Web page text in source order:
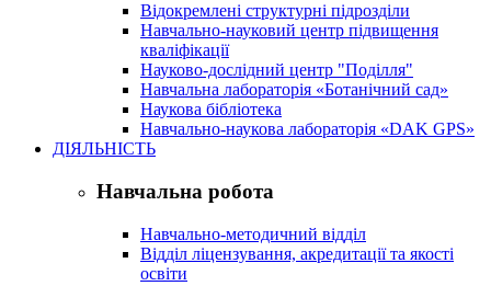
Відокремлені структурні підрозділи
Навчально-науковий центр підвищення
кваліфікації
Науково-дослідний центр "Поділля"
Навчальна лабораторія «Ботанічний сад»
Наукова бібліотека
Навчально-наукова лабораторія «DAK GPS»
ДІЯЛЬНІСТЬ
Навчальна робота
Навчально-методичний відділ
Відділ ліцензування, акредитації та якості
освіти